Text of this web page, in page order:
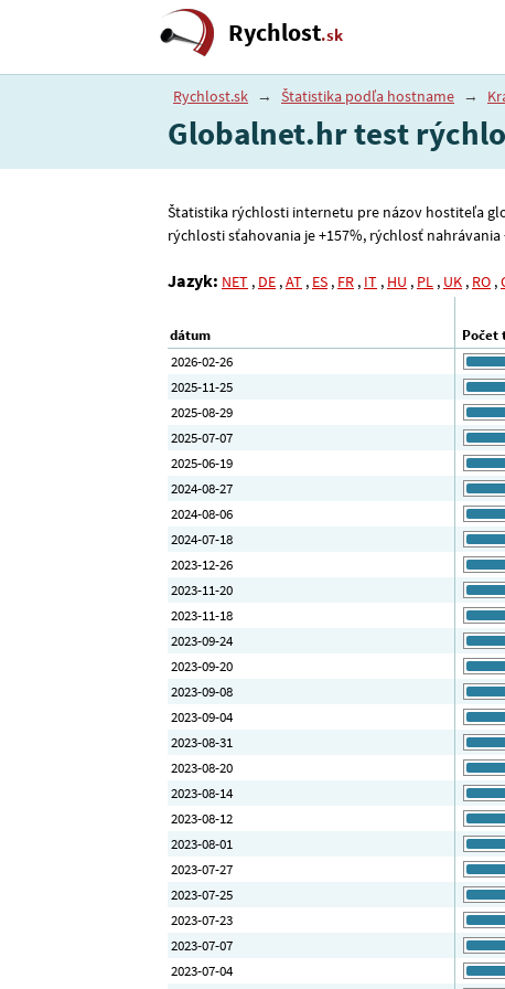
Rychlost.sk
Rychlost.sk → Štatistika podľa hostname →
Globalnet.hr test
Štatistika rýchlosti internetu pre názov hostiteľa
rýchlosti sťahovania je +157%, rýchlosť nahrávania
Jazyk: NET , DE ,AT , ES , FR , IT , HU , PL , UK , RO ,
dátum
Počet
2026-02-26
2025-11-25
2025-08-29
2025-07-07
2025-06-19
2024-08-27
2024-08-06
2024-07-18
2023-12-26
2023-11-20
2023-11-18
2023-09-24
2023-09-20
2023-09-08
2023-09-04
2023-08-31
2023-08-20
2023-08-14
2023-08-12
2023-08-01
2023-07-27
2023-07-25
2023-07-23
2023-07-07
2023-07-04